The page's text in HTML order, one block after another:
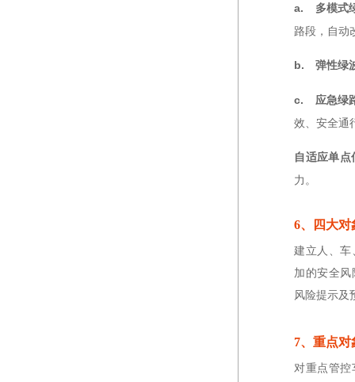
a.　多模式
路段，自动
b.　弹性绿
c.　应急绿
效、安全通
自适应单
力。
6、四大
建立人、车
加的安全
风险提示及
7、重点
对重点管